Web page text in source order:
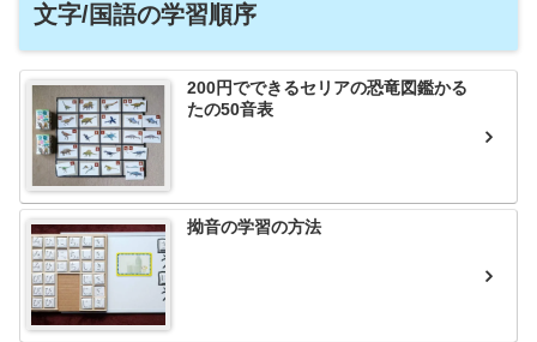
文字/国語の学習順序
200円でできるセリアの恐竜図鑑かる
たの50音表
拗音の学習の方法